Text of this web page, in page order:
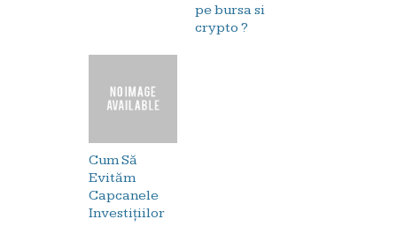
pe bursa si
crypto ?
Cum Să
Evităm
Capcanele
Investițiilor